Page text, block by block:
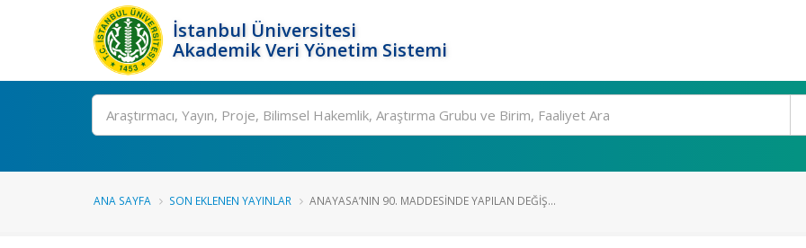
İstanbul Üniversitesi
Akademik Veri Yönetim Sistemi
Ara
ANA SAYFA SON EKLENEN YAYINLAR ANAYASA’NIN 90. MADDESINDE YAPILAN DEĞIŞ...